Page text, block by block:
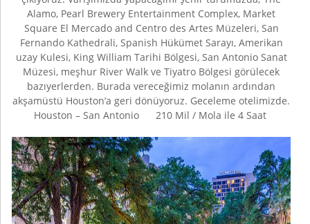
Alamo, Pearl Brewery Entertainment Complex, Market
Square El Mercado and Centro des Artes Müzeleri, San
Fernando Kathedrali, Spanish Hükümet Sarayı, Amerikan
uzay Kulesi, King William Tarihi Bölgesi, San Antonio Sanat
Müzesi, meşhur River Walk ve Tiyatro Bölgesi görülecek
bazıyerlerden. Burada vereceğimiz molanın ardından
akşamüstü Houston’a geri dönüyoruz. Geceleme otelimizde.
Houston – San Antonio 210 Mil / Mola ile 4 Saat